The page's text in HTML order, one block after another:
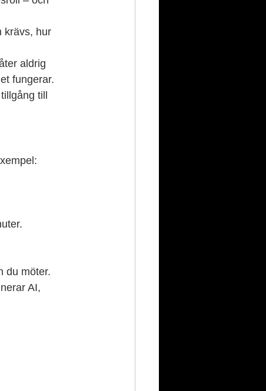
krävs, hur
aldrig
fungerar.
till
du möter.
AI,